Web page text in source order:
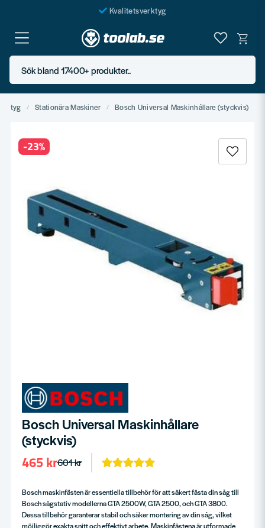
Kvalitetsverktyg
Fraktfritt över 999 SEK*
En järnhandel för alla
Butik i Göteborg
Sök bland 17400+ produkter..
Stationära Maskiner Bosch Universal Maskinhållare (styckvis)
-23%
Bosch Universal Maskinhållare
(styckvis)
601 kr
465 kr
Bosch maskinfästen är essentiella tillbehör för att säkert fästa din såg till
Bosch sågstativ modellerna GTA 2500W, GTA 2500, och GTA 3800.
Dessa tillbehör garanterar stabil och säker montering av din såg, vilket
möjliggör exakta snitt och effektivt arbete. Maskinfästena är utformade